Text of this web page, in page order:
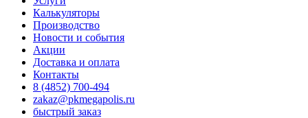
Калькуляторы
Производство
Новости и события
Акции
Доставка и оплата
Контакты
8 (4852) 700-494
zakaz@pkmegapolis.ru
быстрый заказ